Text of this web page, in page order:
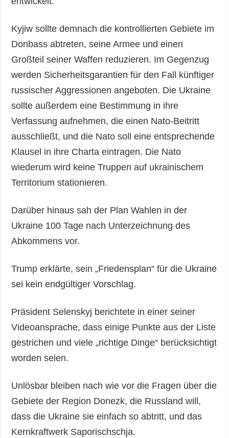
Kyjiw sollte demnach die kontrollierten Gebiete im
Donbass abtreten, seine Armee und einen
Großteil seiner Waffen reduzieren. Im Gegenzug
werden Sicherheitsgarantien für den Fall künftiger
russischer Aggressionen angeboten. Die Ukraine
sollte außerdem eine Bestimmung in ihre
Verfassung aufnehmen, die einen Nato-Beitritt
ausschließt, und die Nato soll eine entsprechende
Klausel in ihre Charta eintragen. Die Nato
wiederum wird keine Truppen auf ukrainischem
Territorium stationieren.
Darüber hinaus sah der Plan Wahlen in der
Ukraine 100 Tage nach Unterzeichnung des
Abkommens vor.
Trump erklärte, sein „Friedensplan“ für die Ukraine
sei kein endgültiger Vorschlag.
Präsident Selenskyj berichtete in einer seiner
Videoansprache, dass einige Punkte aus der Liste
gestrichen und viele „richtige Dinge“ berücksichtigt
worden seien.
Unlösbar bleiben nach wie vor die Fragen über die
Gebiete der Region Donezk, die Russland will,
dass die Ukraine sie einfach so abtritt, und das
Kernkraftwerk Saporischschja.